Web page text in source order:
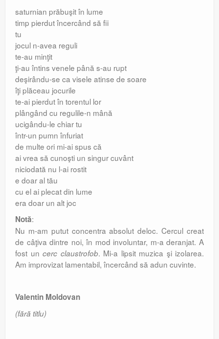
saturnian prăbuşit în lume
timp pierdut încercând să fii
tu
jocul n-avea reguli
te-au minţit
ţi-au întins venele până s-au rupt
deşirându-se ca visele atinse de soare
îţi plăceau jocurile
te-ai pierdut în torentul lor
plângând cu regulile-n mână
ucigându-le chiar tu
într-un pumn înfuriat
de multe ori mi-ai spus că
ai vrea să cunoşti un singur cuvânt
niciodată nu l-ai rostit
e doar al tău
cu el ai plecat din lume
era doar un alt joc
Notă:
Nu m-am putut concentra absolut deloc. Cercul creat
de câţiva dintre noi, în mod involuntar, m-a deranjat. A
fost un cerc claustrofob. Mi-a lipsit muzica şi izolarea.
Am improvizat lamentabil, încercând să adun cuvinte.
Valentin Moldovan
(fără titlu)